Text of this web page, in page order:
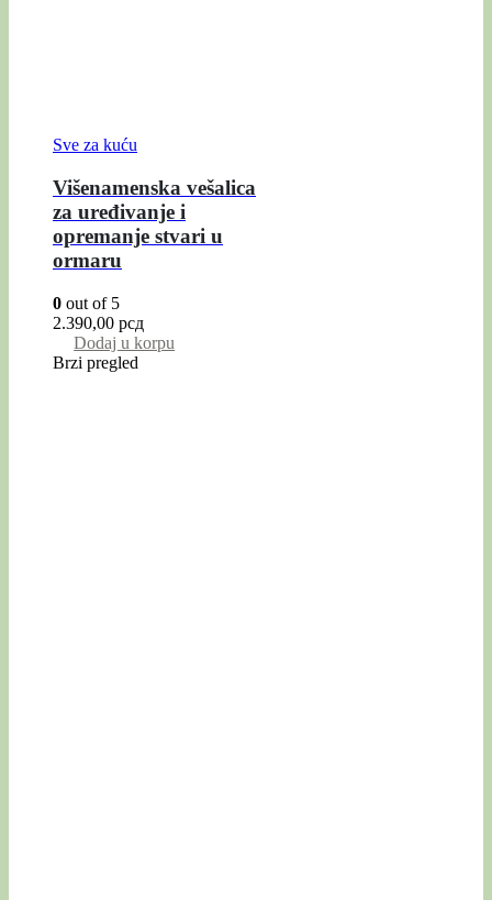
Sve za kuću
Višenamenska vešalica
za uređivanje i
opremanje stvari u
ormaru
0 out of 5
2.390,00 рсд
Dodaj u korpu
Brzi pregled